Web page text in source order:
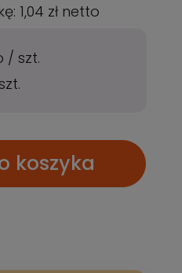
1,04 zł netto
/szt.
koszyka